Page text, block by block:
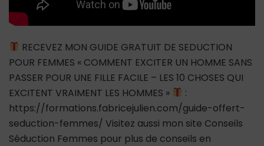
RECEVEZ MON GUIDE GRATUIT DE SEDUCTION
POUR FEMMES « COMMENT EXCITER UN HOMME SANS
PASSER POUR UNE FILLE FACILE – LES 10 CHOSES QUI
EXCITENT VRAIMENT LES HOMMES »
:
https://formations.fabricejulien.com/guide-offert-
seduction-femmes/ Visitez aussi mon site Conseils
Séduction Femmes pour plus de conseils en